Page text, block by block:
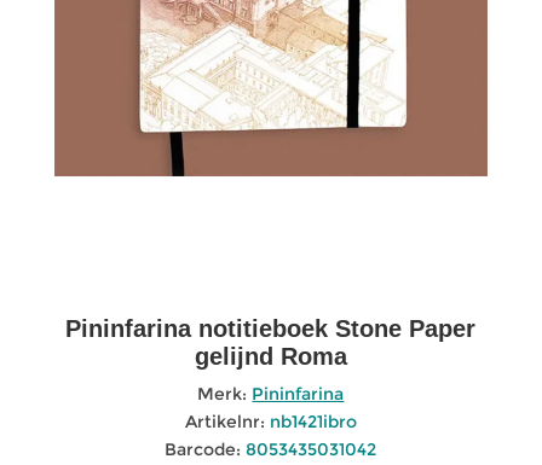
Pininfarina notitieboek Stone Paper
gelijnd Roma
Merk: Pininfarina
Artikelnr: nb1421ibro
Barcode: 8053435031042